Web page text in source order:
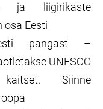
ja liigirikaste
osa Eesti
pangast –
UNESCO
Siinne